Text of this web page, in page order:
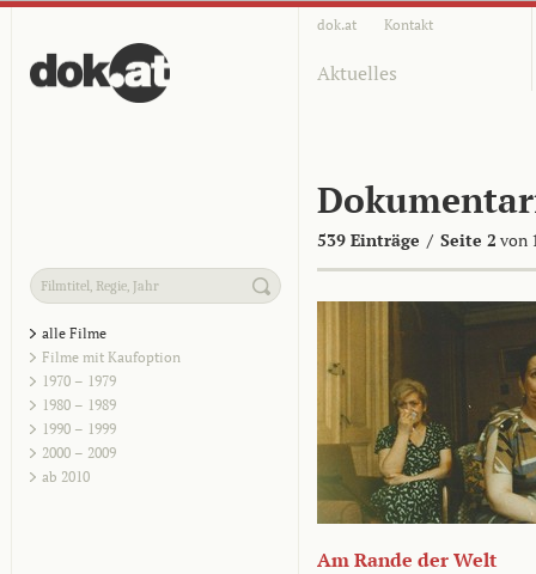
dok.at Kontakt
Aktuelles
539 Einträge / Seite 2 von
alle Filme
Filme mit Kaufoption
1970 – 1979
1980 – 1989
1990 – 1999
2000 – 2009
ab 2010
Am Rande der Welt